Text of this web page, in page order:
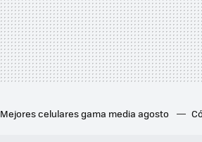
Mejores celulares gama media agosto